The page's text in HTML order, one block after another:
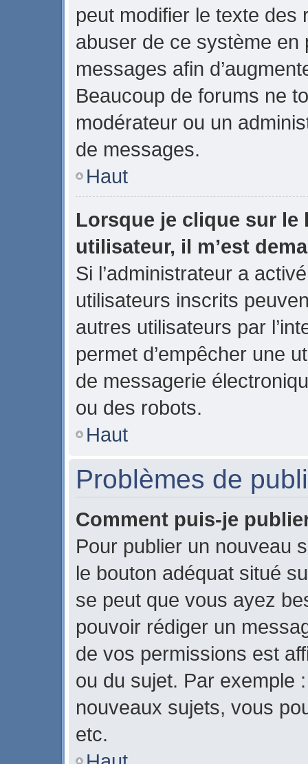
peut modifier le texte des
abuser de ce système en
messages afin
Beaucoup de forums ne
modérateur ou un
de messages.
Haut
Lorsque je clique sur le
utilisateur, il m’est
Si l’administrateur a
utilisateurs inscrits
autres utilisateurs par
permet d’empêcher une
de messagerie
ou des robots.
Haut
Problèmes de
Comment puis-je
Pour publier un nouveau
le bouton adéquat situé
se peut que vous ayez
pouvoir rédiger un
de vos permissions est
ou du sujet. Par exemple
nouveaux sujets, vous
etc.